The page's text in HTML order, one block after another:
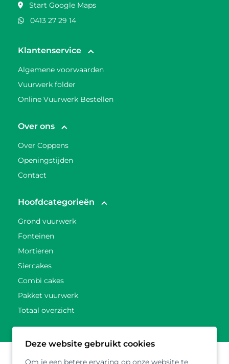
Start Google Maps
0413 27 29 14
Klantenservice
Algemene voorwaarden
Vuurwerk folder
Online Vuurwerk Bestellen
Over ons
Over Coppens
Openingstijden
Contact
Hoofdcategorieën
Grond vuurwerk
Fonteinen
Mortieren
Siercakes
Combi cakes
Pakket vuurwerk
Totaal overzicht
Deze website gebruikt cookies
Om je een betere ervaring op onze website te